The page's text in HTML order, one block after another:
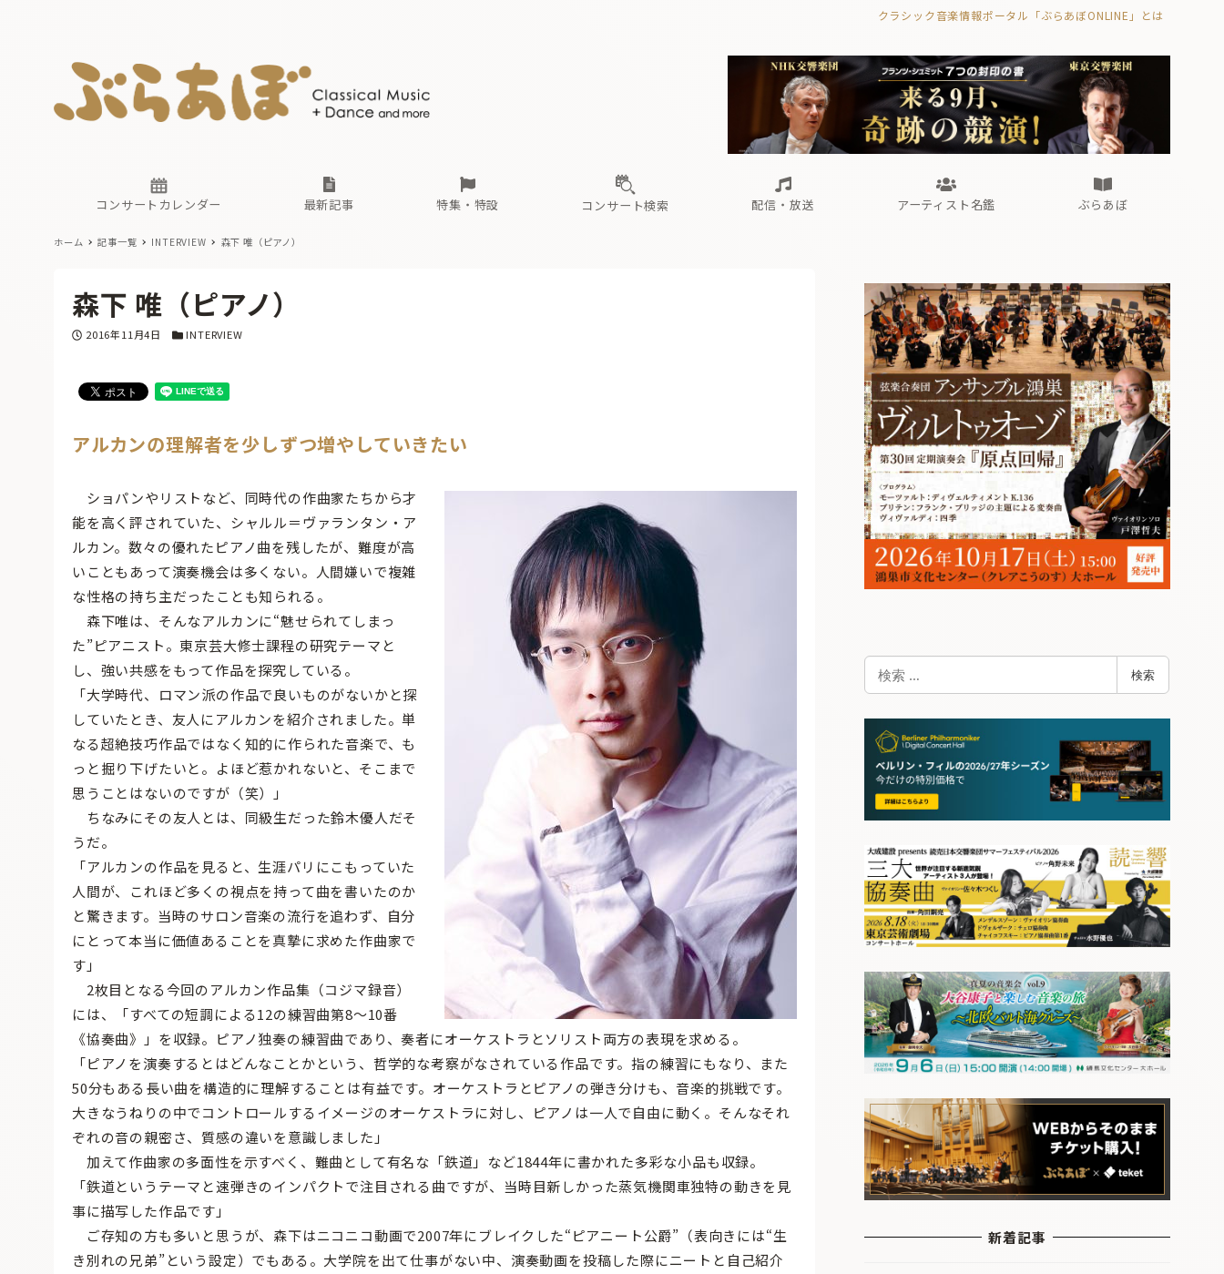
クラシック音楽情報ポータル「ぶらあぼONLINE」とは
コンサートカレンダー 最新記事
ぶらあぼブラス！
フォルテピアノ・オデッセイ
特集・特設 コンサート検索 配信・放送 アーティスト名鑑 ぶらあぼ
古楽とその先と Aからの眺望 ぶらあぼブラス！
フォルテピアノ・オデッセイ
無料ライブ配信スケジュール
あ か さ
ホーム 記事一覧 INTERVIEW 森下 唯（ピアノ）
森下 唯（ピアノ）
投稿日
2016年11月4日 カテゴリー
INTERVIEW
アルカンの理解者を少しずつ増やしていきたい
ショパンやリストなど、同時代の作曲家たちから才
能を高く評されていた、シャルル＝ヴァランタン・ア
ルカン。数々の優れたピアノ曲を残したが、難度が高
いこともあって演奏機会は多くない。人間嫌いで複雑
な性格の持ち主だったことも知られる。
森下唯は、そんなアルカンに“魅せられてしまっ
た”ピアニスト。東京芸大修士課程の研究テーマと
し、強い共感をもって作品を探究している。
「大学時代、ロマン派の作品で良いものがないかと探
していたとき、友人にアルカンを紹介されました。単
なる超絶技巧作品ではなく知的に作られた音楽で、も
っと掘り下げたいと。よほど惹かれないと、そこまで
思うことはないのですが（笑）」
ちなみにその友人とは、同級生だった鈴木優人だそ
うだ。
「アルカンの作品を見ると、生涯パリにこもっていた
人間が、これほど多くの視点を持って曲を書いたのか
と驚きます。当時のサロン音楽の流行を追わず、自分
にとって本当に価値あることを真摯に求めた作曲家で
す」
2枚目となる今回のアルカン作品集（コジマ録音）
には、「すべての短調による12の練習曲第8〜10番
《協奏曲》」を収録。ピアノ独奏の練習曲であり、奏者にオーケストラとソリスト両方の表現を求める。
「ピアノを演奏するとはどんなことかという、哲学的な考察がなされている作品です。指の練習にもなり、また
50分もある長い曲を構造的に理解することは有益です。オーケストラとピアノの弾き分けも、音楽的挑戦です。
大きなうねりの中でコントロールするイメージのオーケストラに対し、ピアノは一人で自由に動く。そんなそれ
ぞれの音の親密さ、質感の違いを意識しました」
加えて作曲家の多面性を示すべく、難曲として有名な「鉄道」など1844年に書かれた多彩な小品も収録。
「鉄道というテーマと速弾きのインパクトで注目される曲ですが、当時目新しかった蒸気機関車独特の動きを見
事に描写した作品です」
ご存知の方も多いと思うが、森下はニコニコ動画で2007年にブレイクした“ピアニート公爵”（表向きには“生
き別れの兄弟”という設定）でもある。大学院を出て仕事がない中、演奏動画を投稿した際にニートと自己紹介
検
索
検索
新着記事